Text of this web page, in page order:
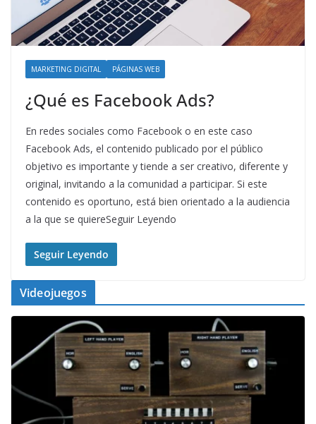
MARKETING DIGITAL PÁGINAS WEB
¿Qué es Facebook Ads?
En redes sociales como Facebook o en este caso
Facebook Ads, el contenido publicado por el público
objetivo es importante y tiende a ser creativo, diferente y
original, invitando a la comunidad a participar. Si este
contenido es oportuno, está bien orientado a la audiencia
a la que se quiereSeguir Leyendo
Seguir Leyendo
Videojuegos